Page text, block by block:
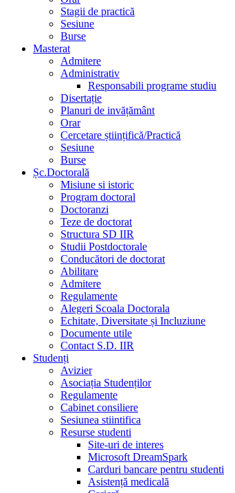
Stagii de practică
Sesiune
Burse
Masterat
Admitere
Administrativ
Responsabili programe studiu
Disertație
Planuri de invățământ
Orar
Cercetare științifică/Practică
Sesiune
Burse
Șc.Doctorală
Misiune si istoric
Program doctoral
Doctoranzi
Teze de doctorat
Structura SD IIR
Studii Postdoctorale
Conducători de doctorat
Abilitare
Admitere
Regulamente
Alegeri Scoala Doctorala
Echitate, Diversitate și Incluziune
Documente utile
Contact S.D. IIR
Studenți
Avizier
Asociația Studenților
Regulamente
Cabinet consiliere
Sesiunea stiintifica
Resurse studenti
Site-uri de interes
Microsoft DreamSpark
Carduri bancare pentru studenti
Asistență medicală